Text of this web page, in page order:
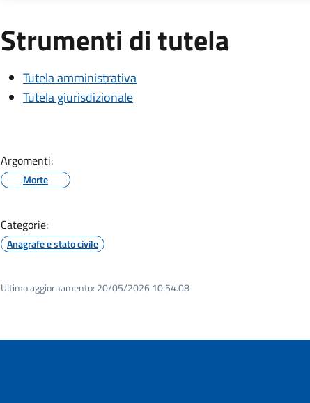
Strumenti di tutela
Tutela amministrativa
Tutela giurisdizionale
Argomenti:
Morte
Categorie:
Anagrafe e stato civile
Ultimo aggiornamento: 20/05/2026 10:54.08